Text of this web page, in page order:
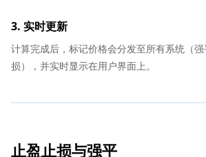
3. 实时更新
计算完成后，标记价格会分发至所有系统（
损），并实时显示在用户界面上。
止盈止损与强平